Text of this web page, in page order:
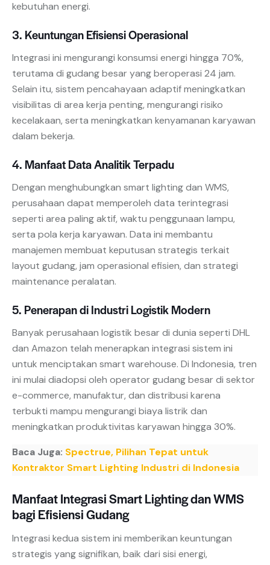
kebutuhan energi.
3. Keuntungan Efisiensi Operasional
Integrasi ini mengurangi konsumsi energi hingga 70%,
terutama di gudang besar yang beroperasi 24 jam.
Selain itu, sistem pencahayaan adaptif meningkatkan
visibilitas di area kerja penting, mengurangi risiko
kecelakaan, serta meningkatkan kenyamanan karyawan
dalam bekerja.
4. Manfaat Data Analitik Terpadu
Dengan menghubungkan smart lighting dan WMS,
perusahaan dapat memperoleh data terintegrasi
seperti area paling aktif, waktu penggunaan lampu,
serta pola kerja karyawan. Data ini membantu
manajemen membuat keputusan strategis terkait
layout gudang, jam operasional efisien, dan strategi
maintenance peralatan.
5. Penerapan di Industri Logistik Modern
Banyak perusahaan logistik besar di dunia seperti DHL
dan Amazon telah menerapkan integrasi sistem ini
untuk menciptakan smart warehouse. Di Indonesia, tren
ini mulai diadopsi oleh operator gudang besar di sektor
e-commerce, manufaktur, dan distribusi karena
terbukti mampu mengurangi biaya listrik dan
meningkatkan produktivitas karyawan hingga 30%.
Baca Juga: Spectrue, Pilihan Tepat untuk
Kontraktor Smart Lighting Industri di Indonesia
Manfaat Integrasi Smart Lighting dan WMS
bagi Efisiensi Gudang
Integrasi kedua sistem ini memberikan keuntungan
strategis yang signifikan, baik dari sisi energi,